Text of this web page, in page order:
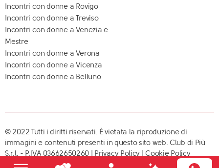
Incontri con donne a Rovigo
Incontri con donne a Treviso
Incontri con donne a Venezia e
Mestre
Incontri con donne a Verona
Incontri con donne a Vicenza
Incontri con donne a Belluno
© 2022 Tutti i diritti riservati. È vietata la riproduzione di
immagini e contenuti presenti in questo sito web. Club di Più
S.r.l. - P.IVA 03662650260 | Privacy Policy |Cookie Policy